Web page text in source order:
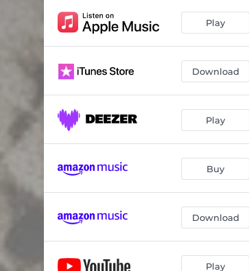
Natt 03:24
Amunêt Rehêma 8 01:07
Elva 04:26
Amunêt Rehêma 9 00:56
02:45
00:53
Frans av Assisi 02:38
Større himmel 01:25
Utannonsering
Play
Download
Play
Buy
Download
Play